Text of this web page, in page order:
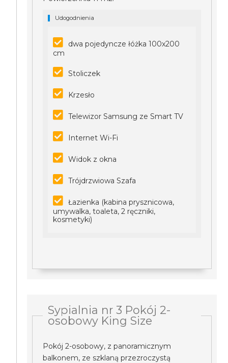
Udogodnienia
dwa pojedyncze łóżka 100x200
cm
Stoliczek
Krzesło
Telewizor Samsung ze Smart TV
Internet Wi-Fi
Widok z okna
Trójdrzwiowa Szafa
Łazienka (kabina prysznicowa,
umywalka, toaleta, 2 ręczniki,
kosmetyki)
Sypialnia nr 3 Pokój 2-
osobowy King Size
Pokój 2-osobowy, z panoramicznym
balkonem, ze szklaną przezroczystą